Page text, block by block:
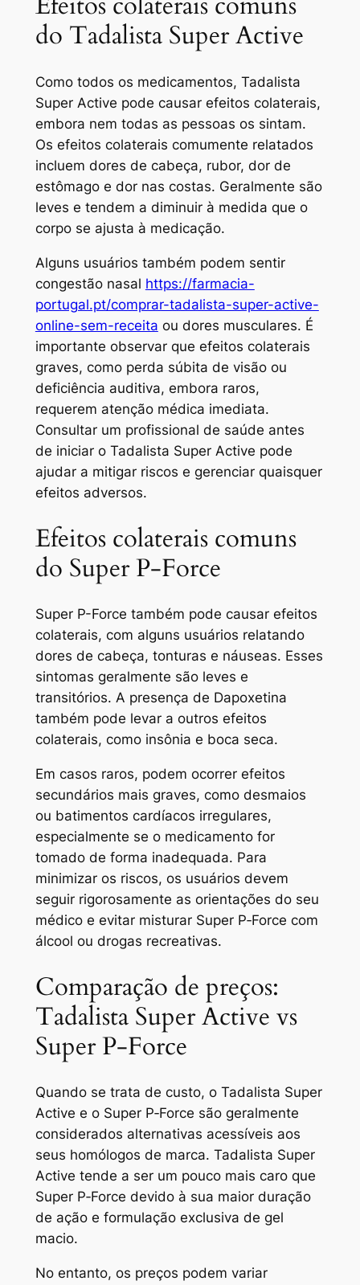
do Tadalista Super Active
Como todos os medicamentos, Tadalista
Super Active pode causar efeitos colaterais,
embora nem todas as pessoas os sintam.
Os efeitos colaterais comumente relatados
incluem dores de cabeça, rubor, dor de
estômago e dor nas costas. Geralmente são
leves e tendem a diminuir à medida que o
corpo se ajusta à medicação.
Alguns usuários também podem sentir
congestão nasal https://farmacia-
portugal.pt/comprar-tadalista-super-active-
online-sem-receita ou dores musculares. É
importante observar que efeitos colaterais
graves, como perda súbita de visão ou
deficiência auditiva, embora raros,
requerem atenção médica imediata.
Consultar um profissional de saúde antes
de iniciar o Tadalista Super Active pode
ajudar a mitigar riscos e gerenciar quaisquer
efeitos adversos.
Efeitos colaterais comuns
do Super P-Force
Super P-Force também pode causar efeitos
colaterais, com alguns usuários relatando
dores de cabeça, tonturas e náuseas. Esses
sintomas geralmente são leves e
transitórios. A presença de Dapoxetina
também pode levar a outros efeitos
colaterais, como insônia e boca seca.
Em casos raros, podem ocorrer efeitos
secundários mais graves, como desmaios
ou batimentos cardíacos irregulares,
especialmente se o medicamento for
tomado de forma inadequada. Para
minimizar os riscos, os usuários devem
seguir rigorosamente as orientações do seu
médico e evitar misturar Super P‑Force com
álcool ou drogas recreativas.
Comparação de preços:
Tadalista Super Active vs
Super P‑Force
Quando se trata de custo, o Tadalista Super
Active e o Super P‑Force são geralmente
considerados alternativas acessíveis aos
seus homólogos de marca. Tadalista Super
Active tende a ser um pouco mais caro que
Super P‑Force devido à sua maior duração
de ação e formulação exclusiva de gel
macio.
No entanto, os preços podem variar